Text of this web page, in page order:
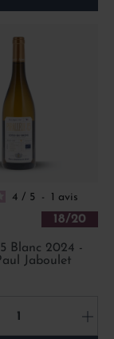
4 / 5 - 1 avis
18/20
Blanc 2024 -
Jaboulet
+